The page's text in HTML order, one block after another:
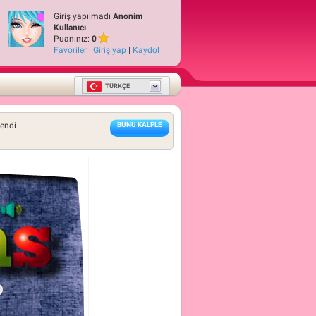
Giriş yapılmadı Anonim
Kullanıcı
Puanınız: 0
Favoriler | Giriş yap | Kaydol
TÜRKÇE
BUNU KALPLE